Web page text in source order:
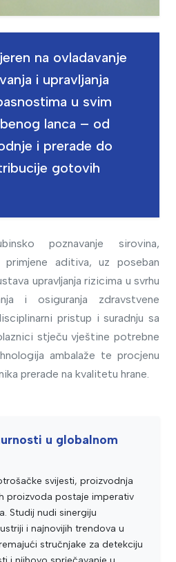
na ovladavanje
i upravljanja
u svim
lanca – od
i prerade do
gotovih
poznavanje sirovina,
aditiva, uz poseban
upravljanja rizicima u svrhu
i osiguranja zdravstvene
pristup i suradnju sa
stječu vještine potrebne
ambalaže te procjenu
prerade na kvalitetu hrane.
u globalnom
svijesti, proizvodnja
proizvoda postaje imperativ
Studij nudi sinergiju
i najnovijih trendova u
stručnjake za detekciju